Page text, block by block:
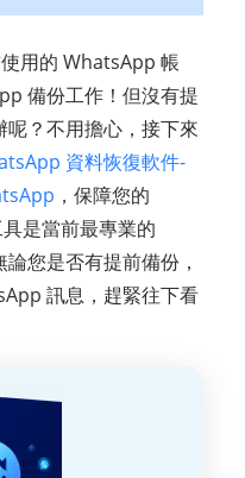
用的 WhatsApp 帳
備份工作！但沒有提
？不用擔心，接下來
資料恢復軟件-
，保障您的
是當前最專業的
您是否有提前備份，
訊息，趕緊往下看